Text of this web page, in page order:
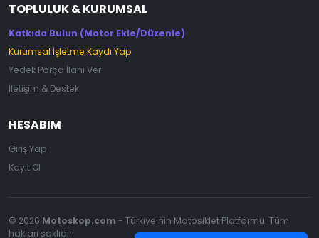
TOPLULUK & KURUMSAL
Katkıda Bulun (Motor Ekle/Düzenle)
Kurumsal İşletme Kaydı Yap
Yedek Parça İlanı Ver
İletişim & Destek
HESABIM
Giriş Yap
Kayıt Ol
© 2026 Motoskop.com - Türkiye'nin Motosiklet Platformu. Tüm
hakları saklıdır.